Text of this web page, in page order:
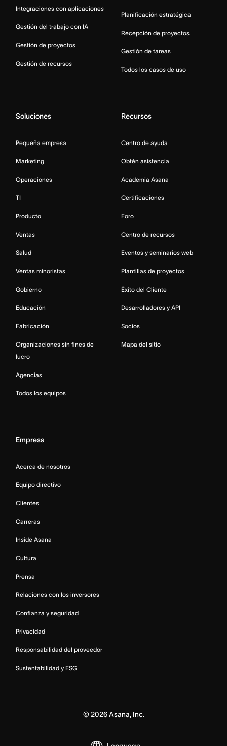
Integraciones con aplicaciones
Gestión del trabajo con IA
Gestión de proyectos
Gestión de recursos
Planificación estratégica
Recepción de proyectos
Gestión de tareas
Todos los casos de uso
Soluciones
Pequeña empresa
Marketing
Operaciones
TI
Producto
Ventas
Salud
Ventas minoristas
Gobierno
Educación
Fabricación
Organizaciones sin fines de
lucro
Agencias
Todos los equipos
Recursos
Centro de ayuda
Obtén asistencia
Academia Asana
Certificaciones
Foro
Centro de recursos
Eventos y seminarios web
Plantillas de proyectos
Éxito del Cliente
Desarrolladores y API
Socios
Mapa del sitio
Empresa
Acerca de nosotros
Equipo directivo
Clientes
Carreras
Inside Asana
Cultura
Prensa
Relaciones con los inversores
Confianza y seguridad
Privacidad
Responsabilidad del proveedor
Sustentabilidad y ESG
© 2026Asana, Inc.